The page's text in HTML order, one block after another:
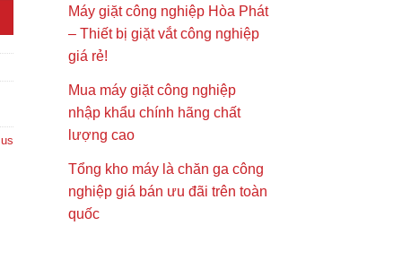
Máy giặt công nghiệp Hòa Phát
– Thiết bị giặt vắt công nghiệp
giá rẻ!
Mua máy giặt công nghiệp
nhập khẩu chính hãng chất
lượng cao
Tổng kho máy là chăn ga công
nghiệp giá bán ưu đãi trên toàn
quốc